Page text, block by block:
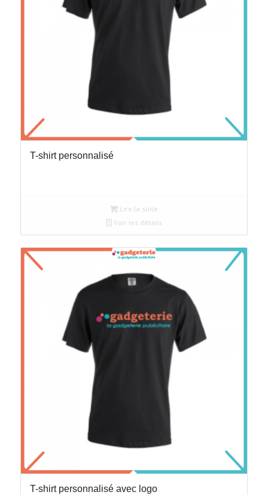
T-shirt personnalisé
Lire la suite
Voir les détails
T-shirt personnalisé avec logo